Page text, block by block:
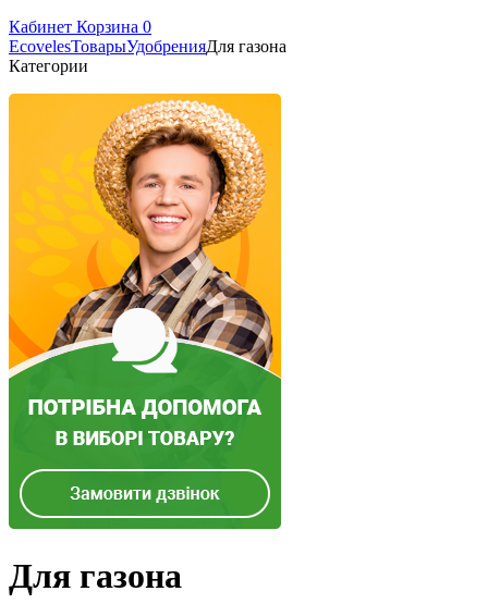
Кабинет Корзина 0
EcovelesТоварыУдобренияДля газона
Категории
Для газона